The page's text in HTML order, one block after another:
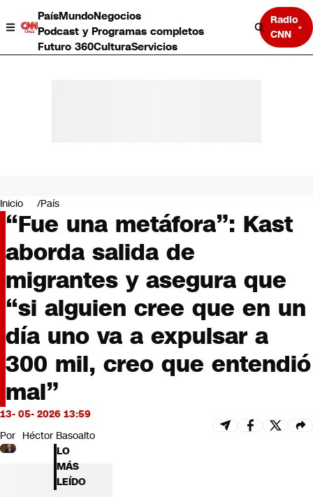
PaísMundoNegocios
Podcast y Programas completos
Futuro 360CulturaServicios
Radio
CNN
Negocios
Deportes
Programas completos
Cultura
Servicios
Bits
CNN Data
CNN tiempo
Futuro 360
Opinión
Inicio País
“Fue una metáfora”: Kast
aborda salida de
migrantes y asegura que
“si alguien cree que en un
día uno va a expulsar a
300 mil, creo que entendió
mal”
13- 05- 2026 13:59
Por Héctor Basoalto
LO
MÁS
LEÍDO